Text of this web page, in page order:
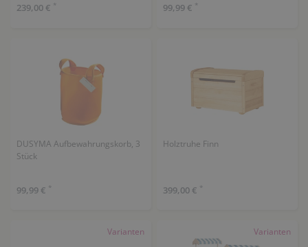
239,00 € * 99,99 € *
DUSYMA Aufbewahrungskorb, 3
Stück
99,99 € *
Holztruhe Finn
399,00 € *
Varianten Varianten